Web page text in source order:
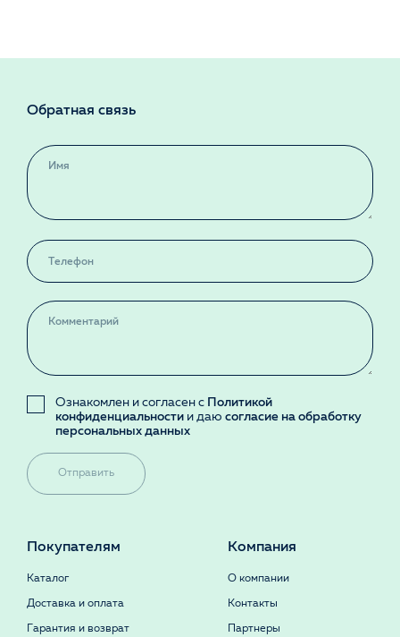
Обратная связь
Ознакомлен и согласен с Политикой
конфиденциальности и даю согласие на обработку
персональных данных
Отправить
Покупателям
Каталог
Доставка и оплата
Гарантия и возврат
Компания
О компании
Контакты
Партнеры